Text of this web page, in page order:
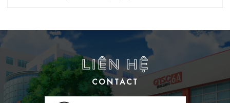
LIÊN HỆ
CONTACT